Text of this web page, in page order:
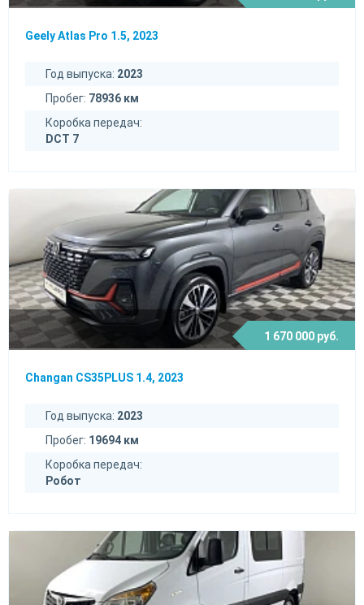
Geely Atlas Pro 1.5, 2023
Год выпуска: 2023
Пробег: 78936 км
Коробка передач:
DCT 7
1 670 000 руб.
Changan CS35PLUS 1.4, 2023
Год выпуска: 2023
Пробег: 19694 км
Коробка передач:
Робот